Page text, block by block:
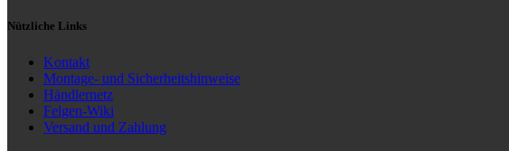
Nützliche Links
Kontakt
Montage- und Sicherheitshinweise
Händlernetz
Felgen-Wiki
Versand und Zahlung